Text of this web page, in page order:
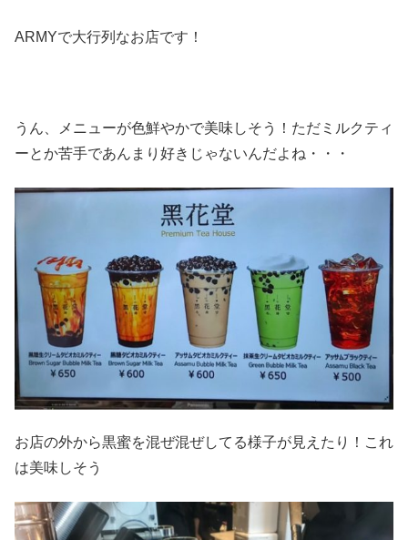
ARMYで大行列なお店です！
うん、メニューが色鮮やかで美味しそう！ただミルクティ
ーとか苦手であんまり好きじゃないんだよね・・・
お店の外から黒蜜を混ぜ混ぜしてる様子が見えたり！これ
は美味しそう